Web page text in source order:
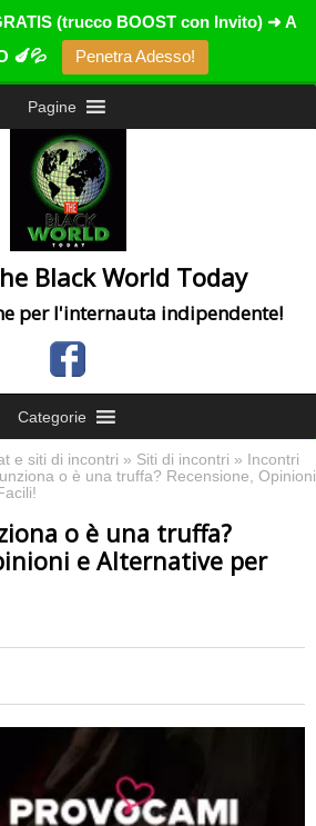
(trucco BOOST con Invito) ➜ A
🍆💦
Penetra Adesso!
Pagine
Black World Today
per l'internauta indipendente!
Categorie
e siti di incontri » Siti di incontri » Incontri
o è una truffa? Recensione, Opinioni
o è una truffa?
e Alternative per